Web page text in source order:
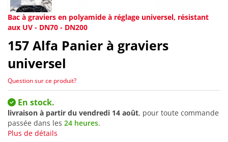
Bac à graviers en polyamide à réglage universel, résistant
aux UV - DN70 - DN200
157 Alfa Panier à graviers
universel
Question sur ce produit?
En stock.
livraison à partir du vendredi 14 août, pour toute commande
passée dans les 24 heures.
Plus de détails